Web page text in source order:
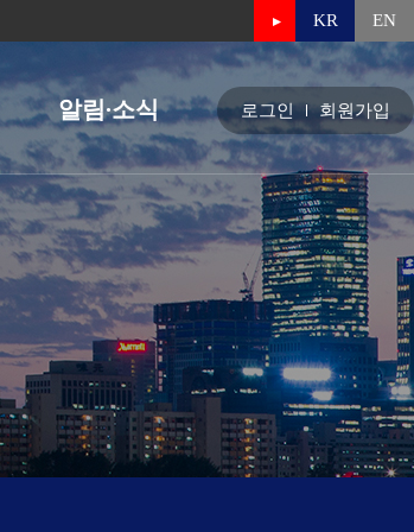
KR EN
알림∙소식 로그인 회원가입